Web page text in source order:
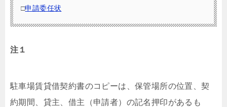
□申請委任状
注１
駐車場賃貸借契約書のコピーは、保管場所の位置、契
約期間、貸主、借主（申請者）の記名押印があるも